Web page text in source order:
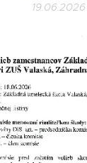
19.06.2026